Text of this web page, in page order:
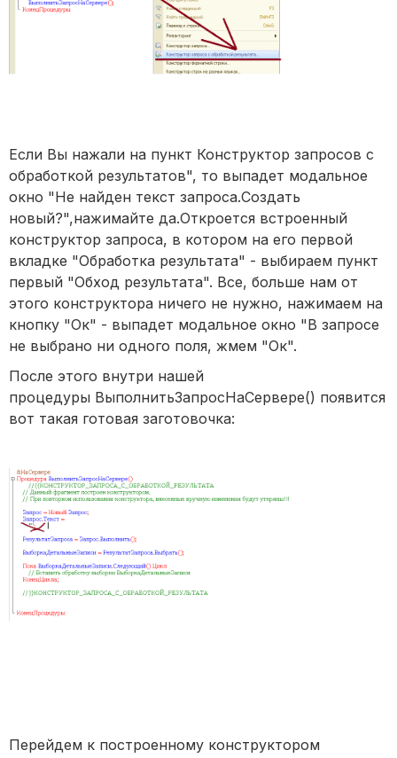
Если Вы нажали на пункт Конструктор запросов с
обработкой результатов", то выпадет модальное
окно "Не найден текст запроса.Создать
новый?",нажимайте да.Откроется встроенный
конструктор запроса, в котором на его первой
вкладке "Обработка результата" - выбираем пункт
первый "Обход результата". Все, больше нам от
этого конструктора ничего не нужно, нажимаем на
кнопку "Ок" - выпадет модальное окно "В запросе
не выбрано ни одного поля, жмем "Ок".
После этого внутри нашей
процедуры ВыполнитьЗапросНаСервере() появится
вот такая готовая заготовочка:
Перейдем к построенному конструктором